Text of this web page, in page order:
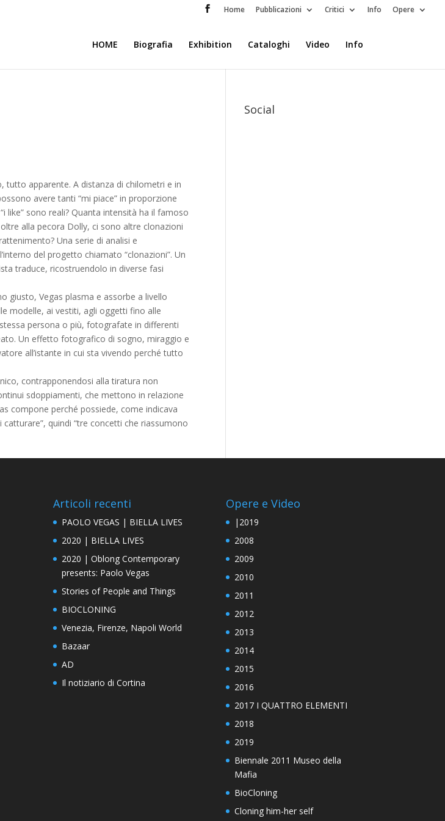
Home Pubblicazioni Critici Info Opere
HOME Biografia Exhibition Cataloghi Video Info
apparente. A distanza di chilometri e in
avere tanti “mi piace” in proporzione
like” sono reali? Quanta intensità ha il famoso
alla pecora Dolly, ci sono altre clonazioni
Una serie di analisi e
del progetto chiamato “clonazioni”. Un
traduce, ricostruendolo in diverse fasi
giusto, Vegas plasma e assorbe a livello
modelle, ai vestiti, agli oggetti fino alle
persona o più, fotografate in differenti
Un effetto fotografico di sogno, miraggio e
all’istante in cui sta vivendo perché tutto
contrapponendosi alla tiratura non
sdoppiamenti, che mettono in relazione
compone perché possiede, come indicava
quindi “tre concetti che riassumono
Social
Articoli recenti
PAOLO VEGAS | BIELLA LIVES
2020 | BIELLA LIVES
2020 | Oblong Contemporary
presents: Paolo Vegas
Stories of People and Things
BIOCLONING
Venezia, Firenze, Napoli World
Bazaar
AD
Il notiziario di Cortina
Opere e Video
|2019
2008
2009
2010
2011
2012
2013
2014
2015
2016
2017 I QUATTRO ELEMENTI
2018
2019
Biennale 2011 Museo della
Mafia
BioCloning
Cloning him-her self